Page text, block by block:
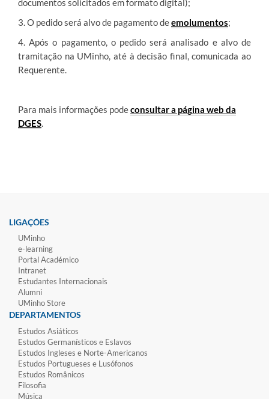
documentos solicitados em formato digital);
3. O pedido será alvo de pagamento deemolumentos;
4. Após o pagamento, o pedido será analisado e alvo de
tramitação na UMinho, até à decisão final, comunicada ao
Requerente.
Para mais informações podeconsultar a página web da
DGES.
LIGAÇÕES
UMinho
e-learning
Portal Académico
Intranet
Estudantes Inter​​nacionais
Alumni
UMinho Store
DEPARTAMENTOS
Estudos Asiáticos
Estudos Germanísticos e Eslavos
Estudos Ingleses e Norte-​Americanos
Estudos Portugueses e Lusófonos
Estudos Românicos
Filosofia
Música